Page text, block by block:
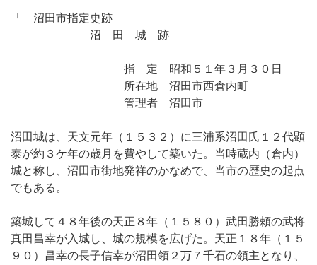
「 沼田市指定史跡
沼 田 城 跡
指 定 昭和５１年３月３０日
所在地 沼田市西倉内町
管理者 沼田市
沼田城は、天文元年（１５３２）に三浦系沼田氏１２代顕
泰が約３ケ年の歳月を費やして築いた。当時蔵内（倉内）
城と称し、沼田市街地発祥のかなめで、当市の歴史の起点
でもある。
築城して４８年後の天正８年（１５８０）武田勝頼の武将
真田昌幸が入城し、城の規模を広げた。天正１８年（１５
９０）昌幸の長子信幸が沼田領２万７千石の領主となり、